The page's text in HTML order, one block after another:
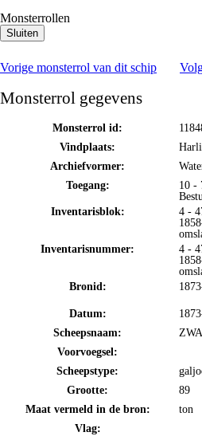
Monsterrollen
Sluiten
Vorige monsterrol van dit schip
Monsterrol gegevens
Monsterrol id:
Vindplaats:
Archiefvormer:
Toegang:
10 -
Inventarisblok:
4 -
Inventarisnummer:
4 -
Bronid:
Datum:
Scheepsnaam:
Voorvoegsel:
Scheepstype:
Grootte:
89
Maat vermeld in de bron:
ton
Vlag: